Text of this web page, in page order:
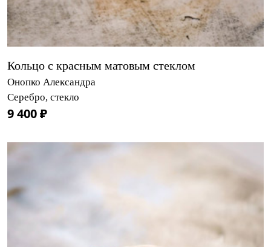
Кольцо с красным матовым стеклом
Онопко Александра
Серебро, стекло
9 400 ₽